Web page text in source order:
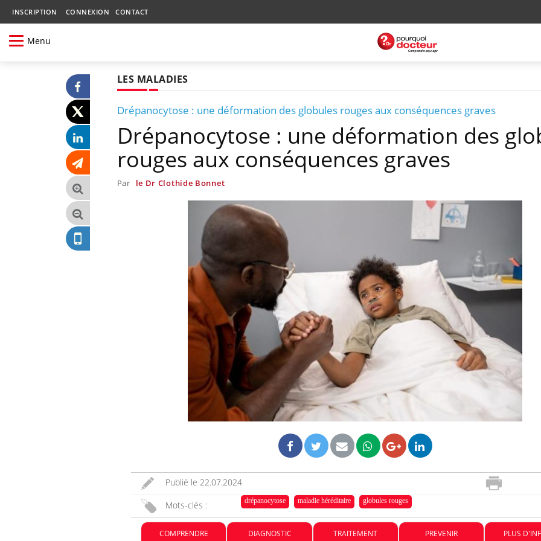
INSCRIPTION CONNEXION CONTACT
Menu
LES MALADIES
Drépanocytose : une déformation des globules rouges aux conséquences graves
Drépanocytose : une déformation des
rouges aux conséquences graves
Par le Dr Clothide Bonnet
Publié le 22.07.2024
Mots-clés :
drépanocytose maladie héréditaire globules rouges
COMPRENDRE DIAGNOSTIC TRAITEMENT PREVENIR PLUS
Fortes chaleurs : pourquoi
le risque de noyade
grimpe-t-il ?
Le Viagra pourrait-il freiner
la propagation du cancer ?
Pourquoi manger moins de